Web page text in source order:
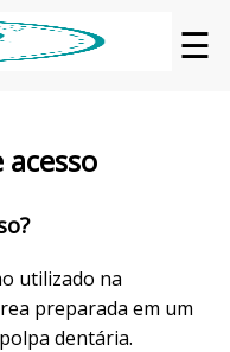
☰
acesso
utilizado na
preparada em um
dentária.